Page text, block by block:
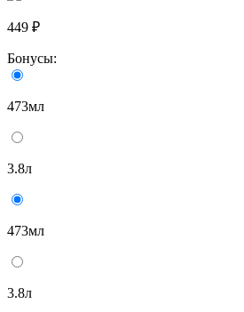
449 ₽
Бонусы:
473мл
3.8л
473мл
3.8л